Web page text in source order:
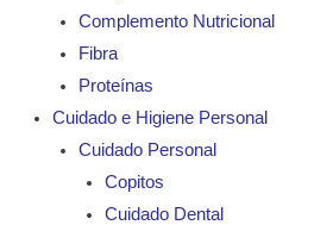
Complemento Nutricional
Fibra
Proteínas
Cuidado e Higiene Personal
Cuidado Personal
Copitos
Cuidado Dental